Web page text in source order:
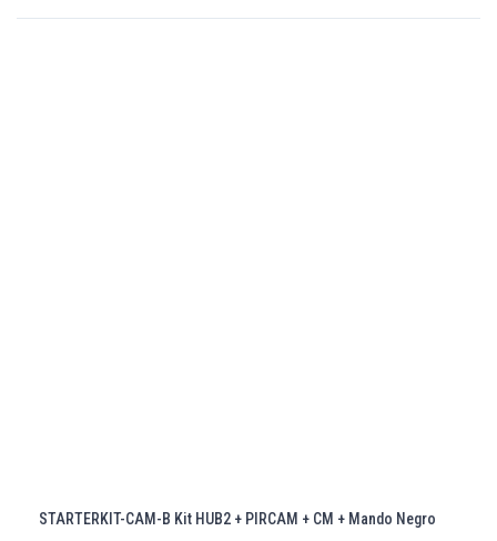
STARTERKIT-CAM-B Kit HUB2 + PIRCAM + CM + Mando Negro